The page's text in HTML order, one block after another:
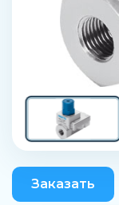
Заказать